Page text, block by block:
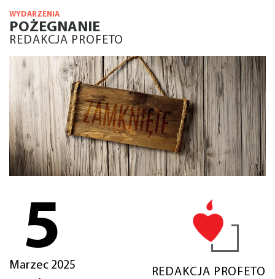
WYDARZENIA
POŻEGNANIE
REDAKCJA PROFETO
5
Marzec 2025
REDAKCJA PROFETO